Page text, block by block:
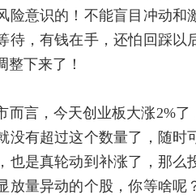
险意识的！不能盲目冲动
待，有钱在手，还怕回踩
整下来了！
言，今天创业板大涨2%了
没有超过这个数量了，随
也是真轮动到补涨了，那
放量异动的个股，你等啥